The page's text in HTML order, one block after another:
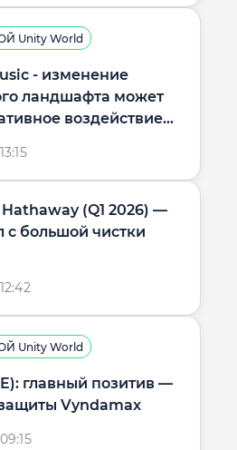
Unity World
- изменение
ландшафта может
воздействие
(Q1 2026) —
с большой чистки
Unity World
главный позитив —
Vyndamax